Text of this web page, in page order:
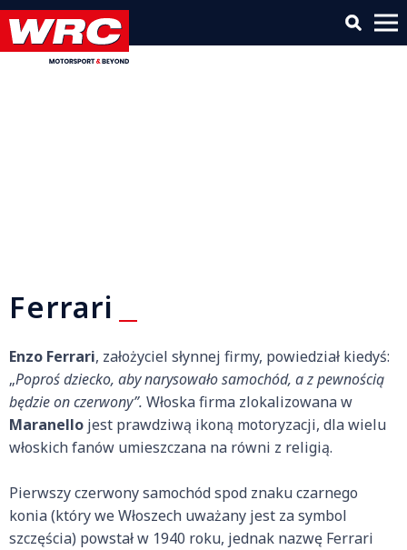
Ferrari
Enzo Ferrari, założyciel słynnej firmy, powiedział kiedyś:
„Poproś dziecko, aby narysowało samochód, a z pewnością
będzie on czerwony”. Włoska firma zlokalizowana w
Maranello jest prawdziwą ikoną motoryzacji, dla wielu
włoskich fanów umieszczana na równi z religią.
Pierwszy czerwony samochód spod znaku czarnego
konia (który we Włoszech uważany jest za symbol
szczęścia) powstał w 1940 roku, jednak nazwę Ferrari